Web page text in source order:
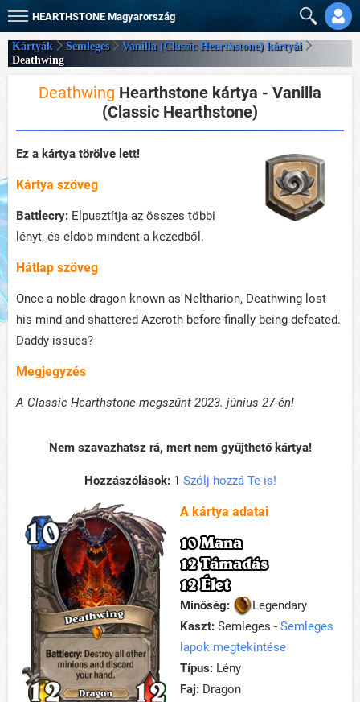
HEARTHSTONE Magyarország
Kártyák Semleges
Vanilla (Classic Hearthstone) kártyái
Deathwing
Deathwing Hearthstone kártya - Vanilla
(Classic Hearthstone)
Ez a kártya törölve lett!
Kártya szöveg
Battlecry: Elpusztítja az összes többi
lényt, és eldob mindent a kezedből.
Hátlap szöveg
Once a noble dragon known as Neltharion, Deathwing lost
his mind and shattered Azeroth before finally being defeated.
Daddy issues?
Megjegyzés
A Classic Hearthstone megszűnt 2023. június 27-én!
Nem szavazhatsz rá, mert nem gyűjthető kártya!
Hozzászólások:1 Szólj hozzá Te is!
A kártya adatai
10 Mana
12 Támadás
12 Élet
Minőség:
Legendary
Kaszt: Semleges - Semleges
lapok megtekintése
Típus: Lény
Faj: Dragon